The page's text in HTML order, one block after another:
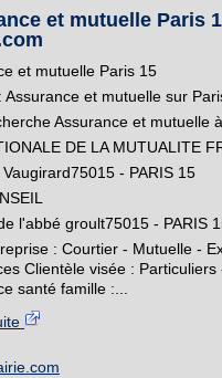
et mutuelle Paris
et mutuelle Paris 15
Assurance et mutuelle sur
Assurance et mutuelle
DE LA MUTUALITE
- PARIS 15
l'abbé groult75015 - PARIS
: Courtier - Mutuelle -
Clientèle visée :
santé famille :...